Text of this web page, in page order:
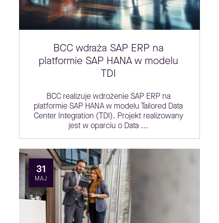
BCC wdraża SAP ERP na
platformie SAP HANA w modelu
TDI
BCC realizuje wdrożenie SAP ERP na
platformie SAP HANA w modelu Tailored Data
Center Integration (TDI). Projekt realizowany
jest w oparciu o Data ...
31
MAJ